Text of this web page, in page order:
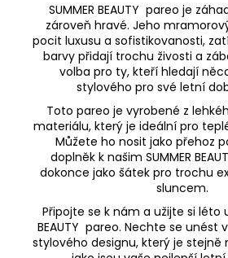
SUMMER BEAUTY pareo je
zároveň hravé. Jeho
pocit luxusu a sofistikovanosti,
barvy přidají trochu živosti a
volba pro ty, kteří hledají
stylového pro své letní
Toto pareo je vyrobené z
materiálu, který je ideální pro
Můžete ho nosit jako přehoz
doplněk k našim SUMMER
dokonce jako šátek pro trochu
sluncem.
Připojte se k nám a užijte si léto
BEAUTY pareo. Nechte se unést
stylového designu, který je